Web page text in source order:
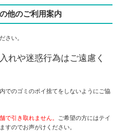
他のご利用案内
さい。
れや迷惑行為はご遠慮く
でのゴミのポイ捨てをしないようにご協
で引き取れません。
ご希望の方にはテイ
すのでお声がけください。